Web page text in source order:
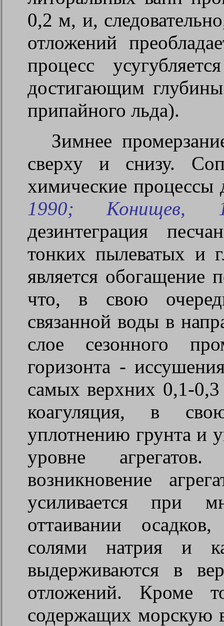
0,2 м, и,
отложений
процесс
достигающим
припайного льда).
Зимнее
сверху и снизу.
химические процессы
1990; Конищев,
дезинтеграция
тонких пылеватых и
является обогащение
что, в свою
связанной воды в
слое сезонного
горизонта -
самых верхних 0,1-
коагуляция, в
уплотнению грунта и
уровне
возникновение
усиливается при
оттаивании
солями натрия и
выдерживаются в
отложений. Кроме
содержащих морскую